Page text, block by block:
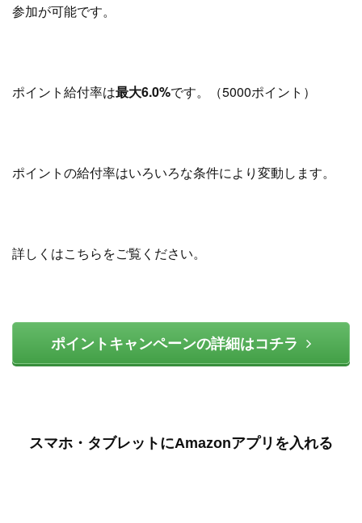
参加が可能です。
ポイント給付率は最大6.0%です。（5000ポイント）
ポイントの給付率はいろいろな条件により変動します。
詳しくはこちらをご覧ください。
ポイントキャンペーンの詳細はコチラ
スマホ・タブレットにAmazonアプリを入れる